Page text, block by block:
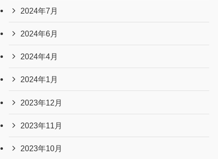
2024年7月
2024年6月
2024年4月
2024年1月
2023年12月
2023年11月
2023年10月